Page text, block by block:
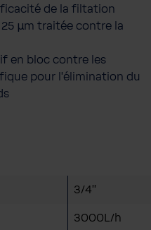
de la filtation
µm traitée contre la
en bloc contre les
pour l'élimination du
3/4''
3000L/h